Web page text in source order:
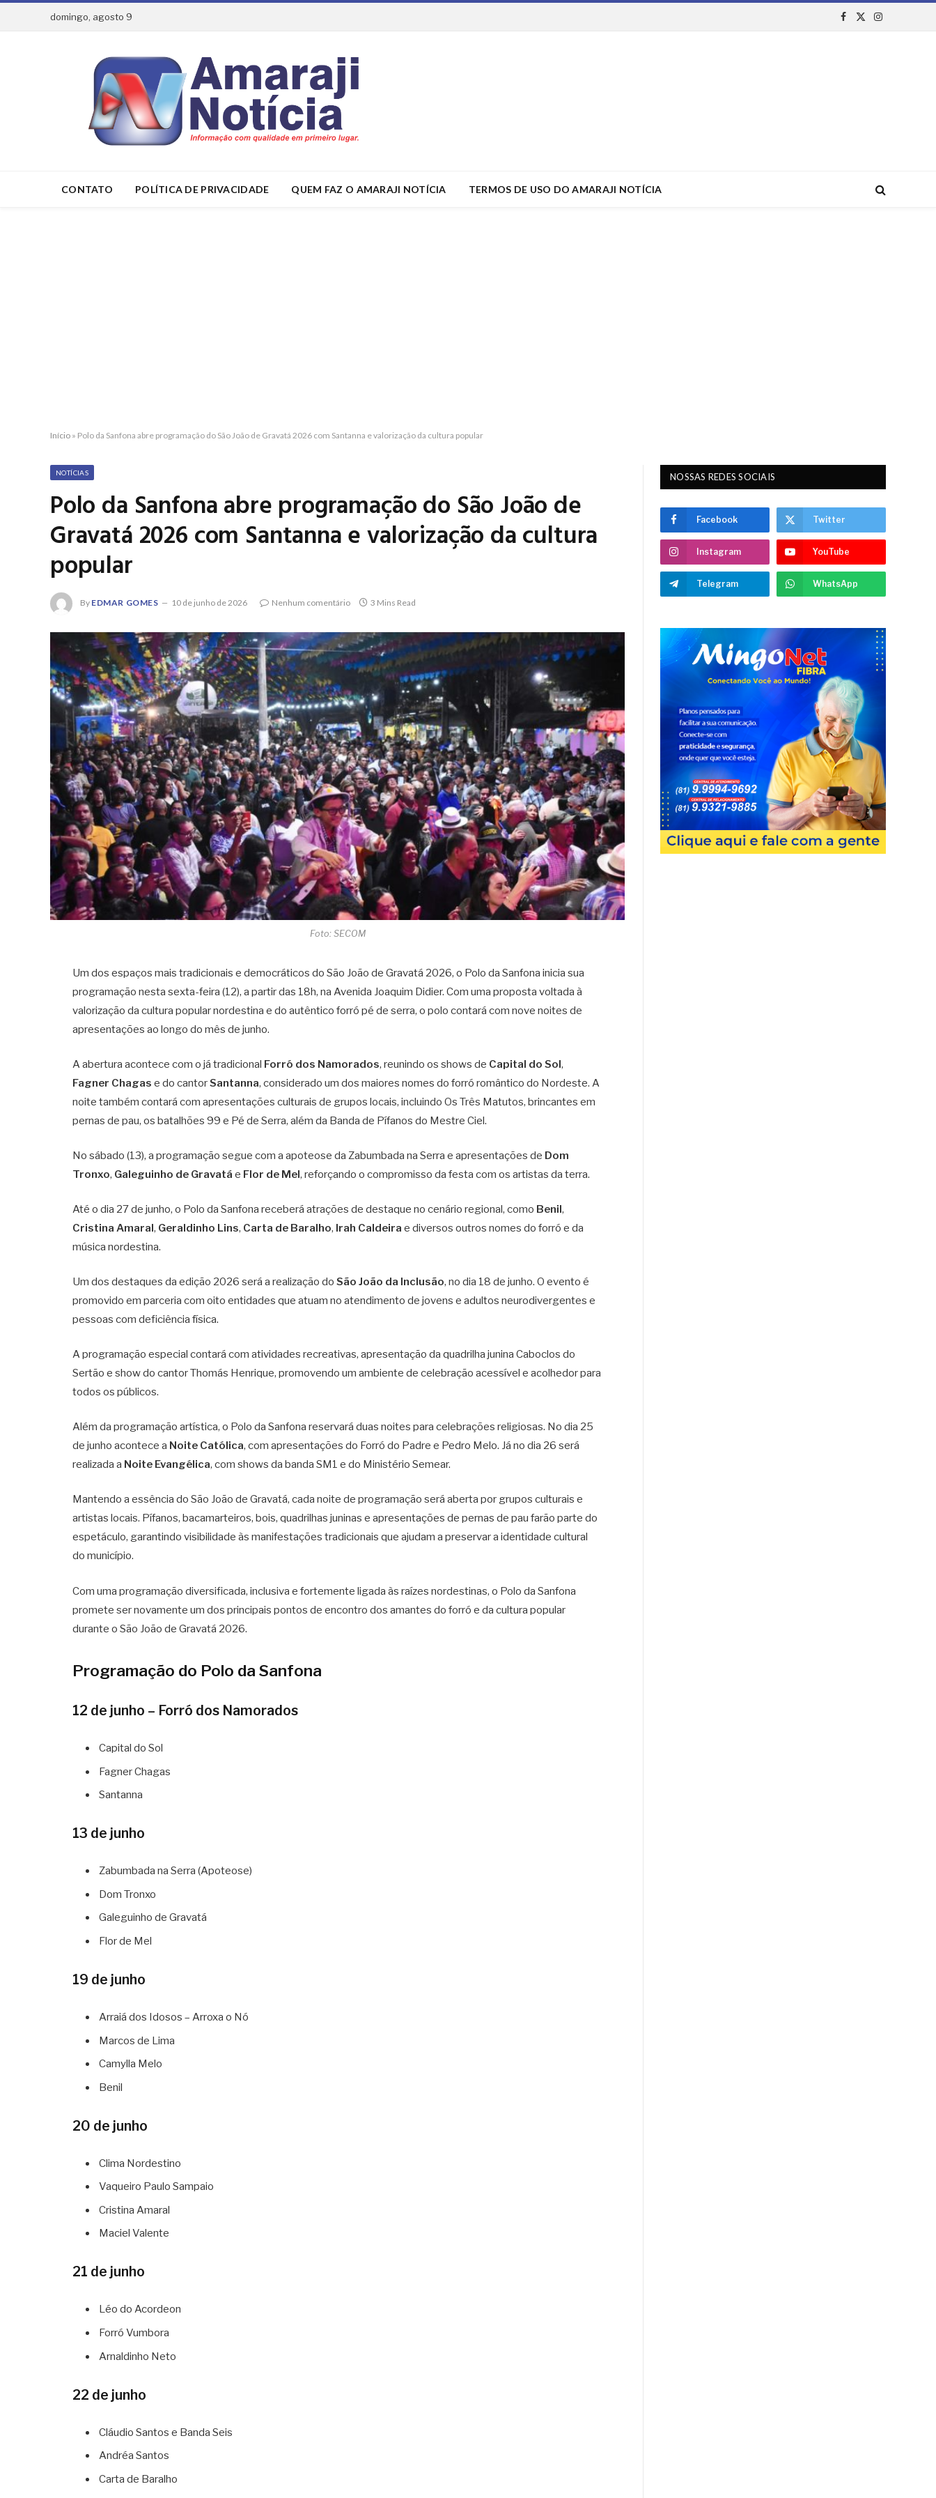
domingo, agosto 9
Facebook
X
Instagram
CONTATO POLÍTICA DE PRIVACIDADE QUEM FAZ O AMARAJI NOTÍCIA TERMOS DE USO DO AMARAJI NOTÍCIA
Início » Polo da Sanfona abre programação do São João de Gravatá 2026 com Santanna e valorização da cultura popular
NOTÍCIAS
Polo da Sanfona abre programação do São João de
Gravatá 2026 com Santanna e valorização da cultura
popular
By EDMAR GOMES 10 de junho de 2026 Nenhum comentário 3 Mins Read
Foto: SECOM
Um dos espaços mais tradicionais e democráticos do São João de Gravatá 2026, o Polo da Sanfona inicia sua
programação nesta sexta-feira (12), a partir das 18h, na Avenida Joaquim Didier. Com uma proposta voltada à
valorização da cultura popular nordestina e do autêntico forró pé de serra, o polo contará com nove noites de
apresentações ao longo do mês de junho.
A abertura acontece com o já tradicional Forró dos Namorados, reunindo os shows de Capital do Sol,
Fagner Chagas e do cantorSantanna, considerado um dos maiores nomes do forró romântico do Nordeste. A
noite também contará com apresentações culturais de grupos locais, incluindo Os Três Matutos, brincantes em
pernas de pau, os batalhões 99 e Pé de Serra, além da Banda de Pífanos do Mestre Ciel.
No sábado (13), a programação segue com a apoteose da Zabumbada na Serra e apresentações de Dom
Tronxo, Galeguinho de Gravatá e Flor de Mel, reforçando o compromisso da festa com os artistas da terra.
Até o dia 27 de junho, o Polo da Sanfona receberá atrações de destaque no cenário regional, como Benil,
Cristina Amaral, Geraldinho Lins, Carta de Baralho, Irah Caldeira e diversos outros nomes do forró e da
música nordestina.
Um dos destaques da edição 2026 será a realização doSão João da Inclusão, no dia 18 de junho. O evento é
promovido em parceria com oito entidades que atuam no atendimento de jovens e adultos neurodivergentes e
pessoas com deficiência física.
A programação especial contará com atividades recreativas, apresentação da quadrilha junina Caboclos do
Sertão e show do cantor Thomás Henrique, promovendo um ambiente de celebração acessível e acolhedor para
todos os públicos.
Além da programação artística, o Polo da Sanfona reservará duas noites para celebrações religiosas. No dia 25
de junho acontece a Noite Católica, com apresentações do Forró do Padre e Pedro Melo. Já no dia 26 será
realizada a Noite Evangélica, com shows da banda SM1 e do Ministério Semear.
Mantendo a essência do São João de Gravatá, cada noite de programação será aberta por grupos culturais e
artistas locais. Pífanos, bacamarteiros, bois, quadrilhas juninas e apresentações de pernas de pau farão parte do
espetáculo, garantindo visibilidade às manifestações tradicionais que ajudam a preservar a identidade cultural
do município.
Com uma programação diversificada, inclusiva e fortemente ligada às raízes nordestinas, o Polo da Sanfona
promete ser novamente um dos principais pontos de encontro dos amantes do forró e da cultura popular
durante o São João de Gravatá 2026.
Programação do Polo da Sanfona
12 de junho – Forró dos Namorados
Capital do Sol
Fagner Chagas
Santanna
13 de junho
Zabumbada na Serra (Apoteose)
Dom Tronxo
Galeguinho de Gravatá
Flor de Mel
19 de junho
Arraiá dos Idosos – Arroxa o Nó
Marcos de Lima
Camylla Melo
Benil
20 de junho
Clima Nordestino
Vaqueiro Paulo Sampaio
Cristina Amaral
Maciel Valente
21 de junho
Léo do Acordeon
Forró Vumbora
Arnaldinho Neto
22 de junho
Cláudio Santos e Banda Seis
Andréa Santos
Carta de Baralho
NOSSAS REDES SOCIAIS
Facebook Twitter
Instagram YouTube
Telegram WhatsApp